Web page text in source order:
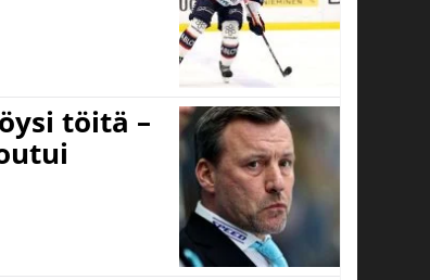
töitä –